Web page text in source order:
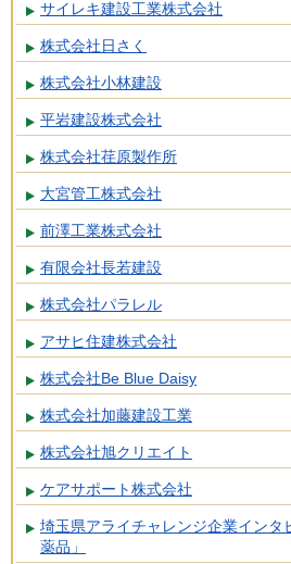
サイレキ建設工業株式会社
株式会社日さく
株式会社小林建設
平岩建設株式会社
株式会社荏原製作所
大宮管工株式会社
前澤工業株式会社
有限会社長若建設
株式会社パラレル
アサヒ住建株式会社
株式会社Be Blue Daisy
株式会社加藤建設工業
株式会社旭クリエイト
ケアサポート株式会社
埼玉県アライチャレンジ企業インタ
薬品」